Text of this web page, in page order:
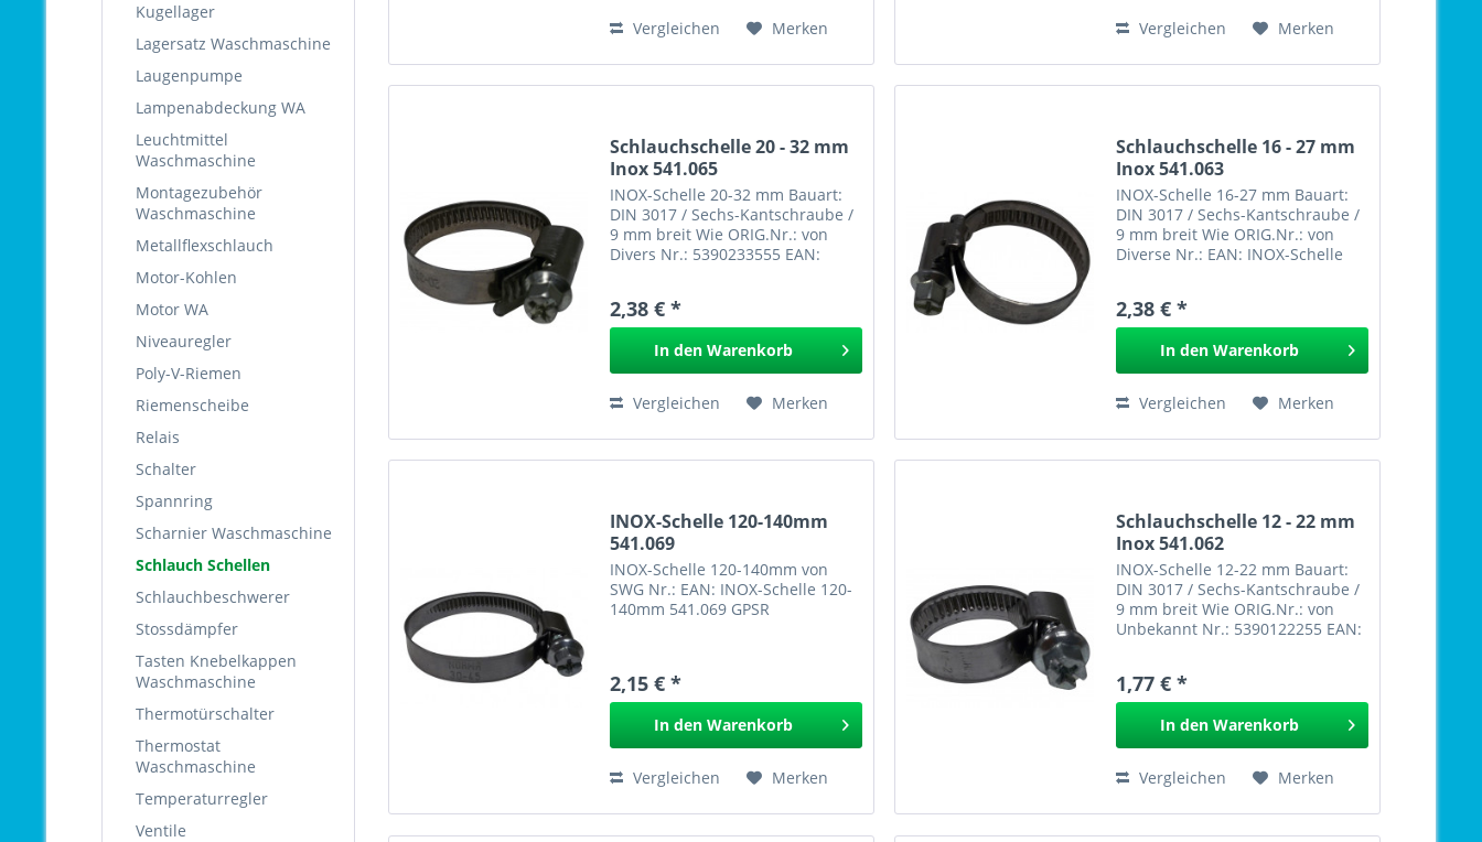
Kugellager
Lagersatz Waschmaschine
Laugenpumpe
Lampenabdeckung WA
Leuchtmittel
Waschmaschine
Montagezubehör
Waschmaschine
Metallflexschlauch
Motor-Kohlen
Motor WA
Niveauregler
Poly-V-Riemen
Riemenscheibe
Relais
Schalter
Spannring
Scharnier Waschmaschine
Schlauch Schellen
Schlauchbeschwerer
Stossdämpfer
Tasten Knebelkappen
Waschmaschine
Thermotürschalter
Thermostat
Waschmaschine
Temperaturregler
Ventile
Vergleichen Merken Vergleichen Merken
Schlauchschelle 20 - 32 mm
Inox 541.065
INOX-Schelle 20-32 mm Bauart:
DIN 3017 / Sechs-Kantschraube /
9 mm breit Wie ORIG.Nr.: von
Divers Nr.: 5390233555 EAN:
2,38 € *
In den Warenkorb
Vergleichen Merken
Schlauchschelle 16 - 27 mm
Inox 541.063
INOX-Schelle 16-27 mm Bauart:
DIN 3017 / Sechs-Kantschraube /
9 mm breit Wie ORIG.Nr.: von
Diverse Nr.: EAN: INOX-Schelle
2,38 € *
In den Warenkorb
Vergleichen Merken
INOX-Schelle 120-140mm
541.069
INOX-Schelle 120-140mm von
SWG Nr.: EAN: INOX-Schelle 120-
140mm 541.069 GPSR
2,15 € *
In den Warenkorb
Vergleichen Merken
Schlauchschelle 12 - 22 mm
Inox 541.062
INOX-Schelle 12-22 mm Bauart:
DIN 3017 / Sechs-Kantschraube /
9 mm breit Wie ORIG.Nr.: von
Unbekannt Nr.: 5390122255 EAN:
1,77 € *
In den Warenkorb
Vergleichen Merken